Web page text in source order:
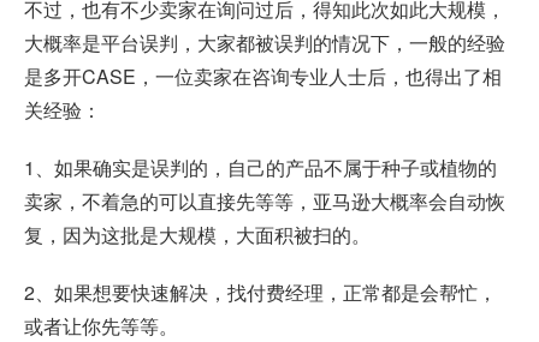
不过，也有不少卖家在询问过后，得知此次如此大规模，
大概率是平台误判，大家都被误判的情况下，一般的经验
是多开CASE，一位卖家在咨询专业人士后，也得出了相
关经验：
1、如果确实是误判的，自己的产品不属于种子或植物的
卖家，不着急的可以直接先等等，亚马逊大概率会自动恢
复，因为这批是大规模，大面积被扫的。
2、如果想要快速解决，找付费经理，正常都是会帮忙，
或者让你先等等。